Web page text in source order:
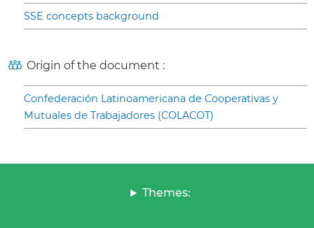
SSE concepts background
Origin of the document :
Confederación Latinoamericana de Cooperativas y
Mutuales de Trabajadores (COLACOT)
Themes: